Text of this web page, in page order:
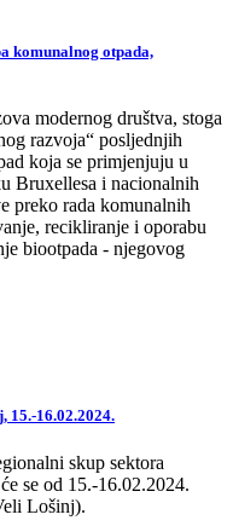
komunalnog otpada,
modernog društva, stoga
razvoja“ posljednjih
koja se primjenjuju u
Bruxellesa i nacionalnih
preko rada komunalnih
recikliranje i oporabu
biootpada - njegovog
15.-16.02.2024.
skup sektora
se od 15.-16.02.2024.
Lošinj).